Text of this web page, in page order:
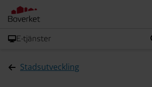
E-tjänster
Stadsutveckling